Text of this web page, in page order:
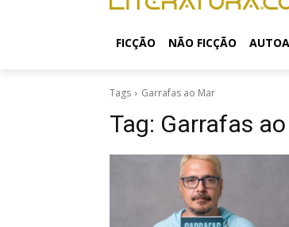
FICÇÃO NÃO FICÇÃO
Tags Garrafas ao Mar
Tag: Garrafas